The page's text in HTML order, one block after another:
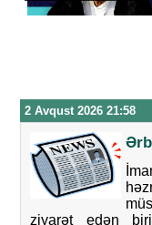
2 Avqust 2026 21:58
ziyarət edən